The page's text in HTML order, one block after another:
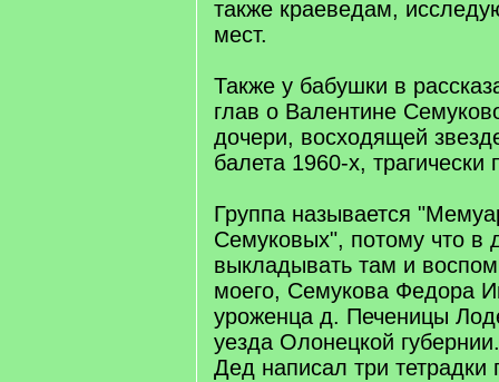
также краеведам,
мест.
Также у бабушки в
глав о Валентине
дочери, восходящей
балета 1960-х, трагически
Группа называется
Семуковых", потому что в
выкладывать там и
моего, Семукова Федора
уроженца д. Печеницы
уезда Олонецкой губернии.
Дед написал три